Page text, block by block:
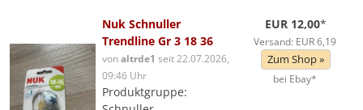
Nuk Schnuller
Trendline Gr 3 18 36
vonaltrde1 seit 22.07.2026,
09:46 Uhr
Produktgruppe:
EUR 12,00*
Versand: EUR 6,19
Zum Shop »
bei Ebay*